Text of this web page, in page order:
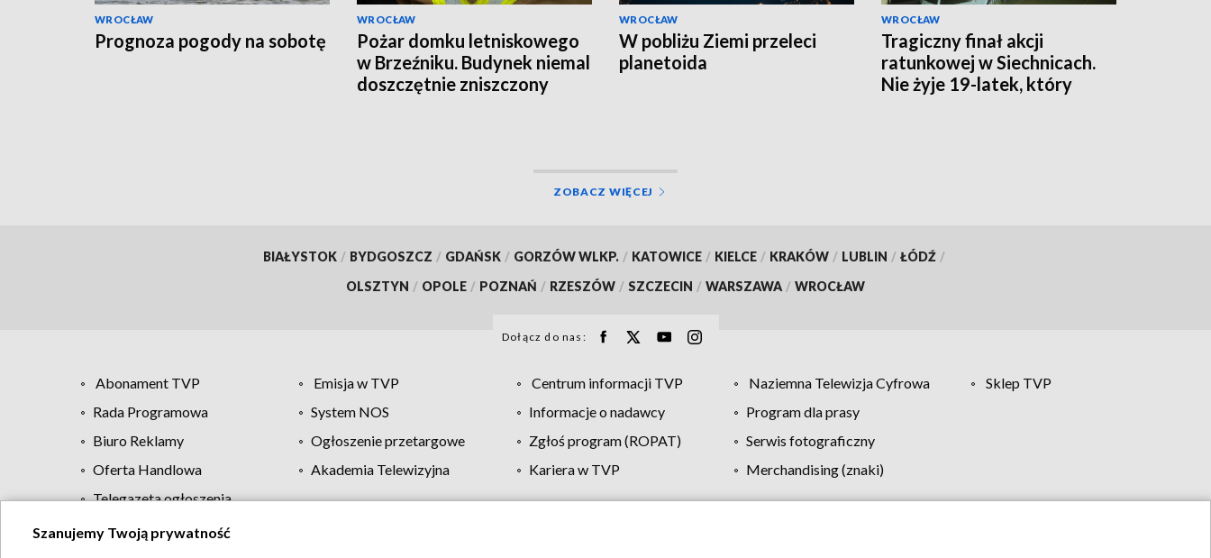
WROCŁAW
Prognoza pogody na sobotę
WROCŁAW
Pożar domku letniskowego
w Brzeźniku. Budynek niemal
doszczętnie zniszczony
WROCŁAW
W pobliżu Ziemi przeleci
planetoida
WROCŁAW
Tragiczny finał akcji
ratunkowej w Siechnicach.
Nie żyje 19-latek, który
ZOBACZ WIĘCEJ
BIAŁYSTOK / BYDGOSZCZ / GDAŃSK / GORZÓW WLKP. / KATOWICE / KIELCE / KRAKÓW / LUBLIN / ŁÓDŹ /
OLSZTYN / OPOLE / POZNAŃ / RZESZÓW / SZCZECIN / WARSZAWA / WROCŁAW
Dołącz do nas:
Abonament TVP Emisja w TVP Centrum informacji TVP Naziemna Telewizja Cyfrowa
Sklep TVP
Rada Programowa
System NOS Informacje o nadawcy
Program dla prasy
Biuro Reklamy
Ogłoszenie przetargowe Zgłoś program (ROPAT)
Serwis fotograficzny
Oferta Handlowa
Akademia Telewizyjna Kariera w TVP
Merchandising (znaki)
Telegazeta ogłoszenia
Szanujemy Twoją prywatność